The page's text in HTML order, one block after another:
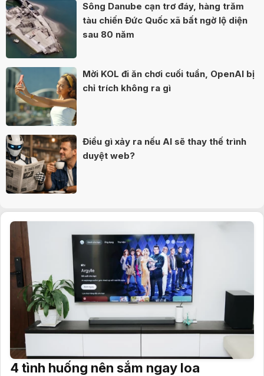
Sông Danube cạn trơ đáy, hàng trăm
tàu chiến Đức Quốc xã bất ngờ lộ diện
sau 80 năm
Mời KOL đi ăn chơi cuối tuần, OpenAI bị
chỉ trích không ra gì
Điều gì xảy ra nếu AI sẽ thay thế trình
duyệt web?
4 tình huống nên sắm ngay loa